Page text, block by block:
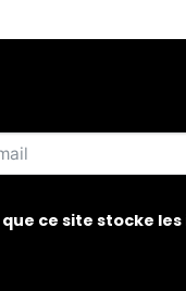
que ce site stocke